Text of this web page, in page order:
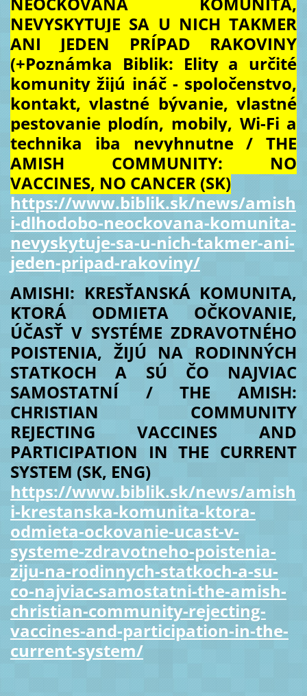
NEVYSKYTUJE SA U NICH TAKMER
ANI JEDEN PRÍPAD RAKOVINY
(+Poznámka Biblik: Elity a určité
komunity žijú ináč - spoločenstvo,
kontakt, vlastné bývanie, vlastné
pestovanie plodín, mobily, Wi-Fi a
technika iba nevyhnutne / THE
AMISH COMMUNITY: NO
VACCINES, NO CANCER (SK)
https://www.biblik.sk/news/amish
i-dlhodobo-neockovana-komunita-
nevyskytuje-sa-u-nich-takmer-ani-
jeden-pripad-rakoviny/
AMISHI: KRESŤANSKÁ KOMUNITA,
KTORÁ ODMIETA OČKOVANIE,
ÚČASŤ V SYSTÉME ZDRAVOTNÉHO
POISTENIA, ŽIJÚ NA RODINNÝCH
STATKOCH A SÚ ČO NAJVIAC
SAMOSTATNÍ / THE AMISH:
CHRISTIAN COMMUNITY
REJECTING VACCINES AND
PARTICIPATION IN THE CURRENT
SYSTEM (SK, ENG)
https://www.biblik.sk/news/amish
i-krestanska-komunita-ktora-
odmieta-ockovanie-ucast-v-
systeme-zdravotneho-poistenia-
ziju-na-rodinnych-statkoch-a-su-
co-najviac-samostatni-the-amish-
christian-community-rejecting-
vaccines-and-participation-in-the-
current-system/